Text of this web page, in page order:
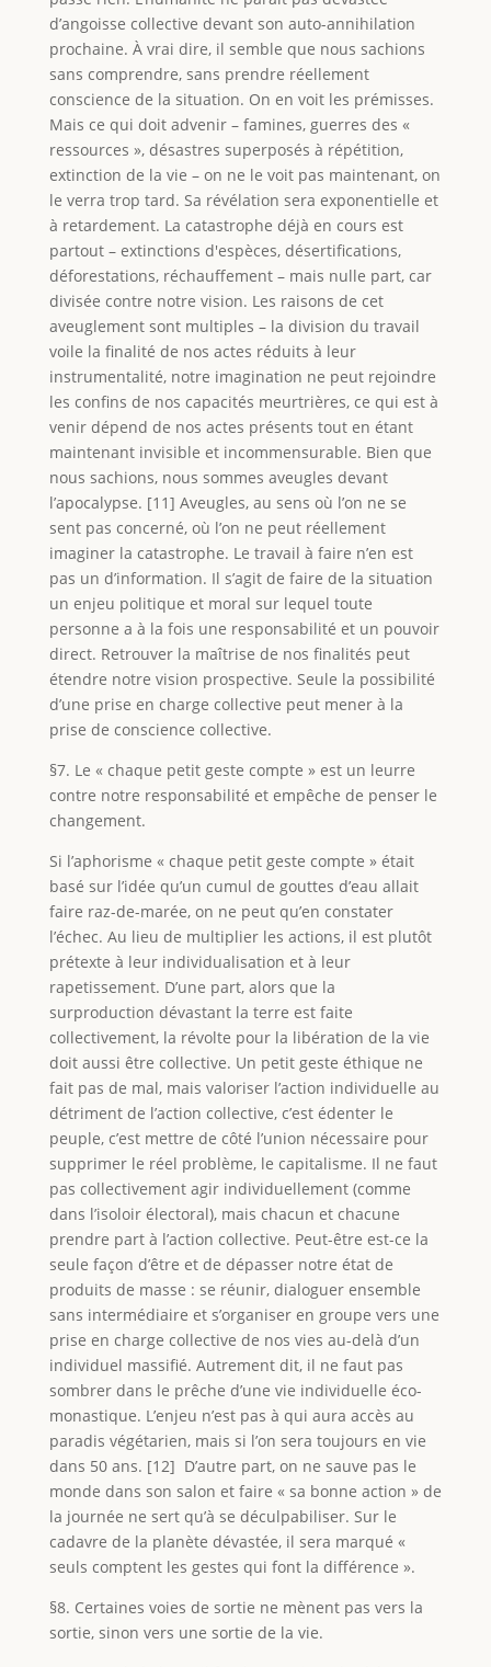
d’angoisse collective devant son auto-annihilation
prochaine. À vrai dire, il semble que nous sachions
sans comprendre, sans prendre réellement
conscience de la situation. On en voit les prémisses.
Mais ce qui doit advenir – famines, guerres des «
ressources », désastres superposés à répétition,
extinction de la vie – on ne le voit pas maintenant, on
le verra trop tard. Sa révélation sera exponentielle et
à retardement. La catastrophe déjà en cours est
partout – extinctions d'espèces, désertifications,
déforestations, réchauffement – mais nulle part, car
divisée contre notre vision. Les raisons de cet
aveuglement sont multiples – la division du travail
voile la finalité de nos actes réduits à leur
instrumentalité, notre imagination ne peut rejoindre
les confins de nos capacités meurtrières, ce qui est à
venir dépend de nos actes présents tout en étant
maintenant invisible et incommensurable. Bien que
nous sachions, nous sommes aveugles devant
l’apocalypse. [11] Aveugles, au sens où l’on ne se
sent pas concerné, où l’on ne peut réellement
imaginer la catastrophe. Le travail à faire n’en est
pas un d’information. Il s’agit de faire de la situation
un enjeu politique et moral sur lequel toute
personne a à la fois une responsabilité et un pouvoir
direct. Retrouver la maîtrise de nos finalités peut
étendre notre vision prospective. Seule la possibilité
d’une prise en charge collective peut mener à la
prise de conscience collective.
§7. Le « chaque petit geste compte » est un leurre
contre notre responsabilité et empêche de penser le
changement.
Si l’aphorisme « chaque petit geste compte » était
basé sur l’idée qu’un cumul de gouttes d’eau allait
faire raz-de-marée, on ne peut qu’en constater
l’échec. Au lieu de multiplier les actions, il est plutôt
prétexte à leur individualisation et à leur
rapetissement. D’une part, alors que la
surproduction dévastant la terre est faite
collectivement, la révolte pour la libération de la vie
doit aussi être collective. Un petit geste éthique ne
fait pas de mal, mais valoriser l’action individuelle au
détriment de l’action collective, c’est édenter le
peuple, c’est mettre de côté l’union nécessaire pour
supprimer le réel problème, le capitalisme. Il ne faut
pas collectivement agir individuellement (comme
dans l’isoloir électoral), mais chacun et chacune
prendre part à l’action collective. Peut-être est-ce la
seule façon d’être et de dépasser notre état de
produits de masse : se réunir, dialoguer ensemble
sans intermédiaire et s’organiser en groupe vers une
prise en charge collective de nos vies au-delà d’un
individuel massifié. Autrement dit, il ne faut pas
sombrer dans le prêche d’une vie individuelle éco-
monastique. L’enjeu n’est pas à qui aura accès au
paradis végétarien, mais si l’on sera toujours en vie
dans 50 ans. [12] D’autre part, on ne sauve pas le
monde dans son salon et faire « sa bonne action » de
la journée ne sert qu’à se déculpabiliser. Sur le
cadavre de la planète dévastée, il sera marqué «
seuls comptent les gestes qui font la différence ».
§8. Certaines voies de sortie ne mènent pas vers la
sortie, sinon vers une sortie de la vie.